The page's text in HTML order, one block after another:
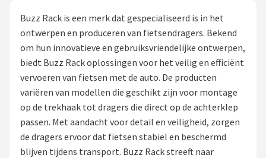
Fietsroutes
Kinderfietsen
Stadsfietsen
Elektrische fietsen
Mountainbikes
Buzz Rack is een merk dat gespecialiseerd is in het
ontwerpen en produceren van fietsendragers. Bekend
om hun innovatieve en gebruiksvriendelijke ontwerpen,
biedt Buzz Rack oplossingen voor het veilig en efficiënt
vervoeren van fietsen met de auto. De producten
variëren van modellen die geschikt zijn voor montage
op de trekhaak tot dragers die direct op de achterklep
passen. Met aandacht voor detail en veiligheid, zorgen
de dragers ervoor dat fietsen stabiel en beschermd
blijven tijdens transport. Buzz Rack streeft naar